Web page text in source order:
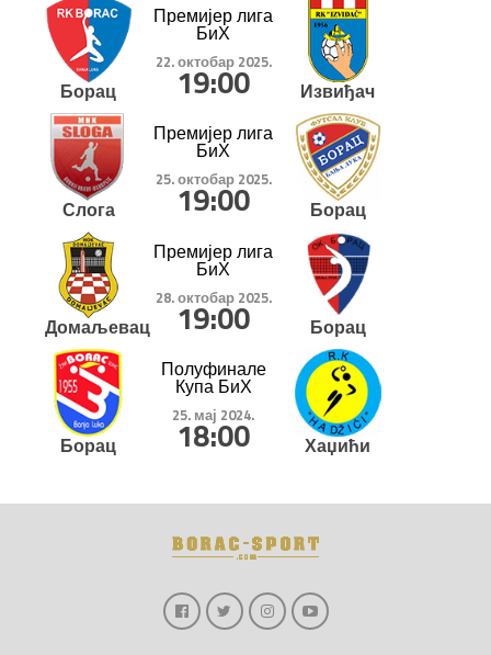
Борац
Премијер лига
БиХ
22. октобар 2025.
19:00 Извиђач
Слога
Премијер лига
БиХ
25. октобар 2025.
19:00 Борац
Домаљевац
Премијер лига
БиХ
28. октобар 2025.
19:00 Борац
Борац
Полуфинале
Купа БиХ
25. мај 2024.
18:00 Хаџићи